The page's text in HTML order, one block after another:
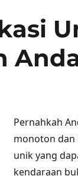
Pernahkah
monoton dan
unik yang
kendaraan